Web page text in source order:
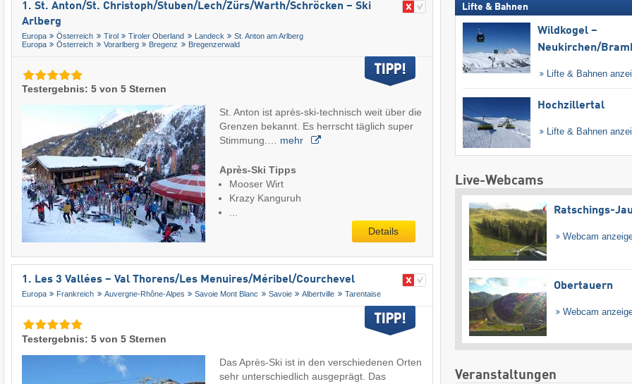
1. St. Anton/​St. Christoph/​Stuben/​Lech/​Zürs/​Warth/​Schröcken – Ski
Arlberg
Europa Österreich Tirol Tiroler Oberland Landeck
St. Anton am Arlberg
Europa
Österreich Vorarlberg Bregenz Bregenzerwald
Testergebnis: 5 von 5 Sternen
St. Anton ist après-ski-technisch weit über die
Grenzen bekannt. Es herrscht täglich super
Stimmung.… mehr
Après-Ski Tipps
Mooser Wirt
Krazy Kanguruh
...
Details
1. Les 3 Vallées – Val Thorens/​Les Menuires/​Méribel/​Courchevel
Europa Frankreich Auvergne-Rhône-Alpes Savoie Mont Blanc Savoie Albertville Tarentaise
Testergebnis: 5 von 5 Sternen
Das Après-Ski ist in den verschiedenen Orten
sehr unterschiedlich ausgeprägt. Das
Lifte & Bahnen
Wildkogel –
Neukirchen/​
Lifte & Bahnen
Hochzillertal
Lifte & Bahnen
Live-Webcams
Ratschings-
Webcam
Obertauern
Webcam
Veranstaltungen